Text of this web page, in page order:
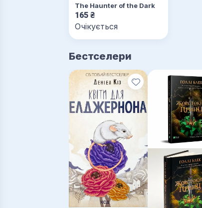
The Haunter of the Dark
165 ₴
Очікується
Бестселери